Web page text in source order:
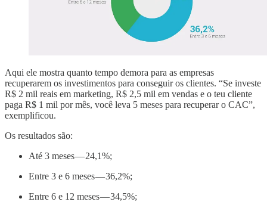
Aqui ele mostra quanto tempo demora para as empresas
recuperarem os investimentos para conseguir os clientes. “Se investe
R$ 2 mil reais em marketing, R$ 2,5 mil em vendas e o teu cliente
paga R$ 1 mil por mês, você leva 5 meses para recuperar o CAC”,
exemplificou.
Os resultados são:
Até 3 meses — 24,1%;
Entre 3 e 6 meses — 36,2%;
Entre 6 e 12 meses — 34,5%;